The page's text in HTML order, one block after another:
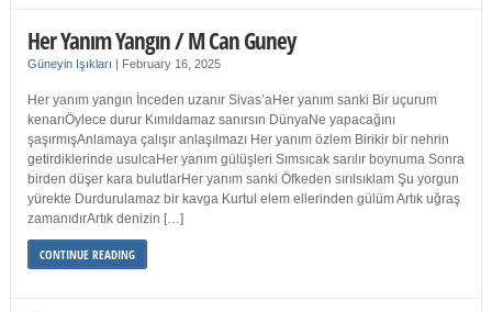
Her Yanım Yangın / M Can Guney
Güneyin Işıkları | February 16, 2025
Her yanım yangın İnceden uzanır Sivas’aHer yanım sanki Bir uçurum
kenarıÖylece durur Kımıldamaz sanırsın DünyaNe yapacağını
şaşırmışAnlamaya çalışır anlaşılmazı Her yanım özlem Birikir bir nehrin
getirdiklerinde usulcaHer yanım gülüşleri Sımsıcak sarılır boynuma Sonra
birden düşer kara bulutlarHer yanım sanki Öfkeden sırılsıklam Şu yorgun
yürekte Durdurulamaz bir kavga Kurtul elem ellerinden gülüm Artık uğraş
zamanıdırArtık denizin […]
CONTINUE READING